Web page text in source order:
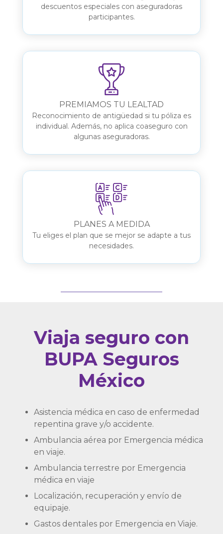
descuentos especiales con aseguradoras
participantes.
PREMIAMOS TU LEALTAD
Reconocimiento de antigüedad si tu póliza es
individual. Además, no aplica coaseguro con
algunas aseguradoras.
PLANES A MEDIDA
Tu eliges el plan que se mejor se adapte a tus
necesidades.
Viaja seguro con
BUPA Seguros
México
Asistencia médica en caso de enfermedad
repentina grave y/o accidente.
Ambulancia aérea por Emergencia médica
en viaje.
Ambulancia terrestre por Emergencia
médica en viaje
Localización, recuperación y envío de
equipaje.
Gastos dentales por Emergencia en Viaje.